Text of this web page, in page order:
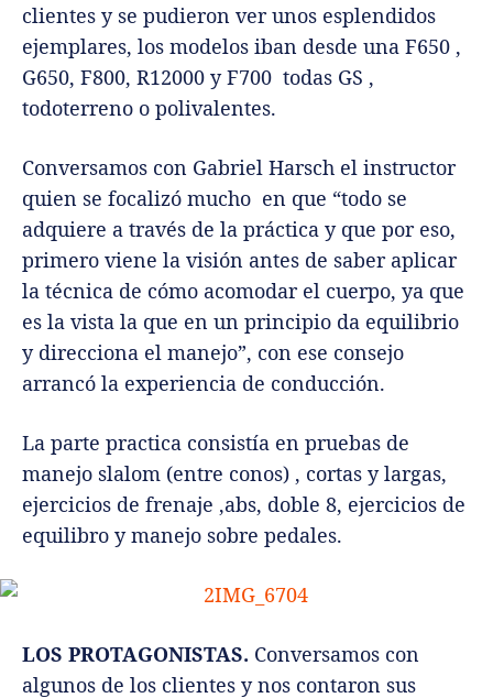
clientes y se pudieron ver unos esplendidos
ejemplares, los modelos iban desde una F650 ,
G650, F800, R12000 y F700 todas GS ,
todoterreno o polivalentes.
Conversamos con Gabriel Harsch el instructor
quien se focalizó mucho en que “todo se
adquiere a través de la práctica y que por eso,
primero viene la visión antes de saber aplicar
la técnica de cómo acomodar el cuerpo, ya que
es la vista la que en un principio da equilibrio
y direcciona el manejo”, con ese consejo
arrancó la experiencia de conducción.
La parte practica consistía en pruebas de
manejo slalom (entre conos) , cortas y largas,
ejercicios de frenaje ,abs, doble 8, ejercicios de
equilibro y manejo sobre pedales.
LOS PROTAGONISTAS. Conversamos con
algunos de los clientes y nos contaron sus